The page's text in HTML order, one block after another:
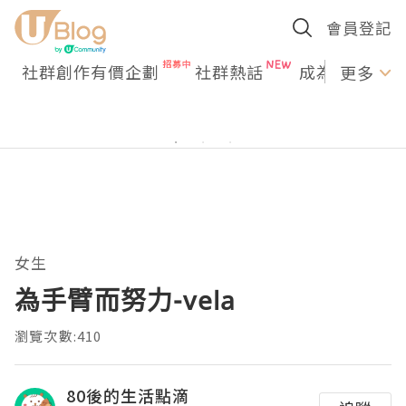
會員登記
社群創作有價企劃 社群熱話 成為U更多
女生
為手臂而努力-vela
瀏覽次數:410
80後的生活點滴